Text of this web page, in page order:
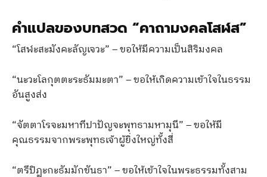
คำแปลของบทสวด “คาถามงคลโสฬส”
“โสฬะสะมังคะลัญเจวะ” – ขอให้มีความเป็นสิริมงคล
“นะวะโลกุตตะระธัมมะตา” – ขอให้เกิดความเข้าใจในธรรม
อันสูงส่ง
“จัตตาโรจะมหาทีปาปัญจะพุทธามหามุนี” – ขอให้มี
คุณธรรมจากพระพุทธเจ้าผู้ยิ่งใหญ่ทั้งสี่
“ตรีปิฏะกะธัมมักขันธา” – ขอให้เข้าใจในพระธรรมทั้งสาม